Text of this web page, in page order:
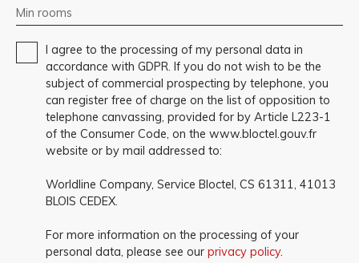
Min rooms
I agree to the processing of my personal data in
accordance with GDPR. If you do not wish to be the
subject of commercial prospecting by telephone, you
can register free of charge on the list of opposition to
telephone canvassing, provided for by Article L223-1
of the Consumer Code, on the www.bloctel.gouv.fr
website or by mail addressed to:
Worldline Company, Service Bloctel, CS 61311, 41013
BLOIS CEDEX.
For more information on the processing of your
personal data, please see our privacy policy.